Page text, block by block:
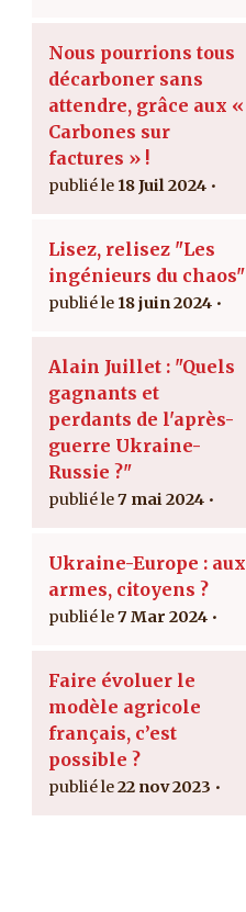
Nous pourrions tous
décarboner sans
attendre, grâce aux «
Carbones sur
factures » !
18 Juil 2024
Lisez, relisez "Les
ingénieurs du chaos"
18 juin 2024
Alain Juillet : "Quels
gagnants et
perdants de l'après-
guerre Ukraine-
Russie ?"
7 mai 2024
Ukraine-Europe : aux
armes, citoyens ?
7 Mar 2024
Faire évoluer le
modèle agricole
français, c’est
possible ?
22 nov 2023